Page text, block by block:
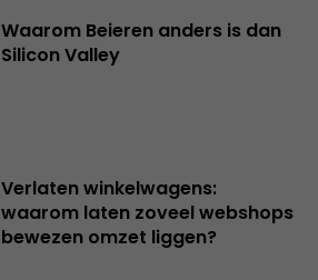
Waarom Beieren anders is dan
Silicon Valley
Verlaten winkelwagens:
waarom laten zoveel webshops
bewezen omzet liggen?